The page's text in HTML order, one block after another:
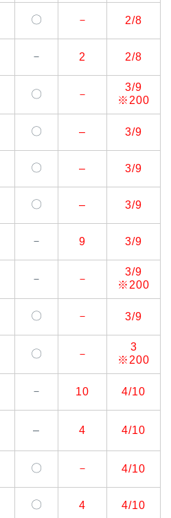
〇 － 2/8
－ 2 2/8
〇 －
3/9
※200
〇 – 3/9
〇 – 3/9
〇 – 3/9
－ 9 3/9
－ －
3/9
※200
〇 － 3/9
〇 －
3
※200
－ 10 4/10
– 4 4/10
〇 － 4/10
〇 4 4/10